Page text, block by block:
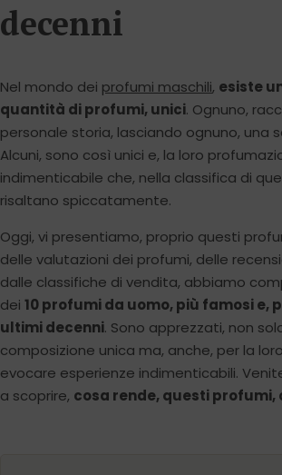
decenni
Nel mondo dei profumi maschili, esiste
quantità di profumi, unici. Ognuno,
personale storia, lasciando ognuno, una
Alcuni, sono così unici e, la loro
indimenticabile che, nella classifica di
risaltano spiccatamente.
Oggi, vi presentiamo, proprio questi
delle valutazioni dei profumi, delle
dalle classifiche di vendita, abbiamo
dei 10 profumi da uomo, più famosi e,
ultimi decenni. Sono apprezzati, non
composizione unica ma, anche, per la
evocare esperienze indimenticabili.
a scoprire, cosa rende, questi profumi,